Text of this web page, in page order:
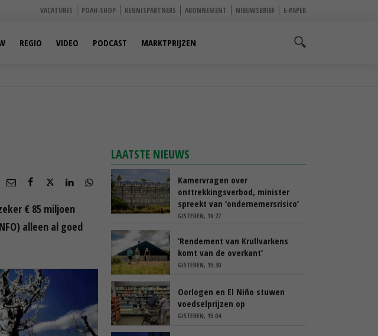
VACATURES POAH-SHOP KENNISPARTNERS ABONNEMENT NIEUWSBRIEF E-PAPER
REGIO VIDEO PODCAST MARKTPRIJZEN
€ 85 miljoen
alleen al goed
LAATSTE NIEUWS
Kamervragen over
onttrekkingsverbod, minister
spreekt van ‘ondernemersrisico’
GISTEREN, 16:27
‘Rendement van Krullvarkens
komt van de overkant’
GISTEREN, 15:30
Oorlogen en El Niño stuwen
voedselprijzen op
GISTEREN, 15:04